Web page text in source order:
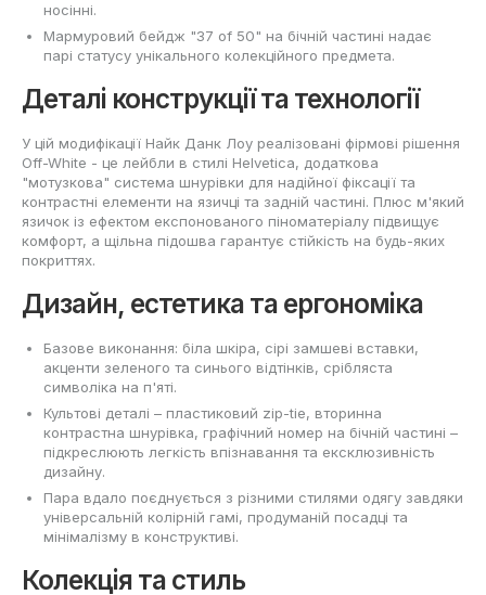
носінні.
Мармуровий бейдж "37 of 50" на бічній частині надає
парі статусу унікального колекційного предмета.
Деталі конструкції та технології
У цій модифікації Найк Данк Лоу реалізовані фірмові рішення
Off-White - це лейбли в стилі Helvetica, додаткова
"мотузкова" система шнурівки для надійної фіксації та
контрастні елементи на язичці та задній частині. Плюс м'який
язичок із ефектом експонованого піноматеріалу підвищує
комфорт, а щільна підошва гарантує стійкість на будь-яких
покриттях.
Дизайн, естетика та ергономіка
Базове виконання: біла шкіра, сірі замшеві вставки,
акценти зеленого та синього відтінків, срібляста
символіка на п'яті.
Культові деталі – пластиковий zip-tie, вторинна
контрастна шнурівка, графічний номер на бічній частині –
підкреслюють легкість впізнавання та ексклюзивність
дизайну.
Пара вдало поєднується з різними стилями одягу завдяки
універсальній колірній гамі, продуманій посадці та
мінімалізму в конструктиві.
Колекція та стиль